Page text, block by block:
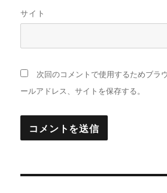
サイト
次回のコメントで使用するためブラ
ールアドレス、サイトを保存する。